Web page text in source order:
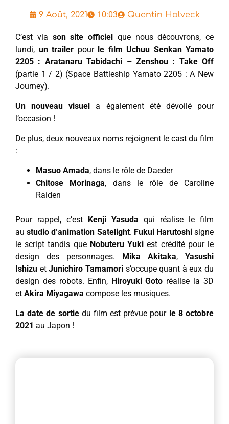
9 Août, 2021 10:03 Quentin Holveck
C’est via son site officiel que nous découvrons, ce
lundi, un trailer pour le film Uchuu Senkan Yamato
2205 : Aratanaru Tabidachi – Zenshou : Take Off
(partie 1 / 2) (Space Battleship Yamato 2205 : A New
Journey).
Un nouveau visuel a également été dévoilé pour
l’occasion !
De plus, deux nouveaux noms rejoignent le cast du film
:
Masuo Amada, dans le rôle de Daeder
Chitose Morinaga, dans le rôle de Caroline
Raiden
Pour rappel, c’est Kenji Yasuda qui réalise le film
austudio d’animation Satelight. Fukui Harutoshisigne
le script tandis que Nobuteru Yuki est crédité pour le
design des personnages. Mika Akitaka, Yasushi
Ishizu etJunichiro Tamamoris’occupe quant à eux du
design des robots. Enfin, Hiroyuki Goto réalise la 3D
et Akira Miyagawa compose les musiques.
La date de sortiedu film est prévue pour le 8 octobre
2021 au Japon !